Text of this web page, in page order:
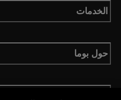
الخدمات
حول بوما